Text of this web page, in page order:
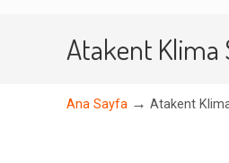
Atakent Klima
Ana Sayfa → Atakent